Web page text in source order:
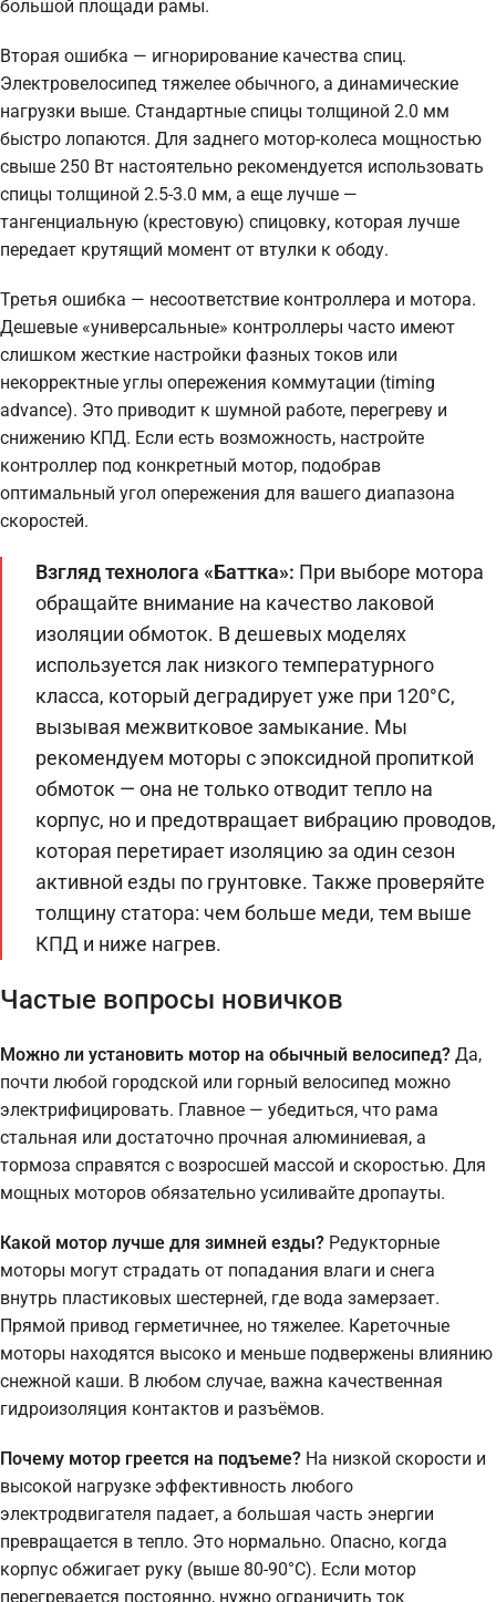
большой площади рамы.
Вторая ошибка — игнорирование качества спиц.
Электровелосипед тяжелее обычного, а динамические
нагрузки выше. Стандартные спицы толщиной 2.0 мм
быстро лопаются. Для заднего мотор-колеса мощностью
свыше 250 Вт настоятельно рекомендуется использовать
спицы толщиной 2.5-3.0 мм, а еще лучше —
тангенциальную (крестовую) спицовку, которая лучше
передает крутящий момент от втулки к ободу.
Третья ошибка — несоответствие контроллера и мотора.
Дешевые «универсальные» контроллеры часто имеют
слишком жесткие настройки фазных токов или
некорректные углы опережения коммутации (timing
advance). Это приводит к шумной работе, перегреву и
снижению КПД. Если есть возможность, настройте
контроллер под конкретный мотор, подобрав
оптимальный угол опережения для вашего диапазона
скоростей.
Взгляд технолога «Баттка»: При выборе мотора
обращайте внимание на качество лаковой
изоляции обмоток. В дешевых моделях
используется лак низкого температурного
класса, который деградирует уже при 120°C,
вызывая межвитковое замыкание. Мы
рекомендуем моторы с эпоксидной пропиткой
обмоток — она не только отводит тепло на
корпус, но и предотвращает вибрацию проводов,
которая перетирает изоляцию за один сезон
активной езды по грунтовке. Также проверяйте
толщину статора: чем больше меди, тем выше
КПД и ниже нагрев.
Частые вопросы новичков
Можно ли установить мотор на обычный велосипед? Да,
почти любой городской или горный велосипед можно
электрифицировать. Главное — убедиться, что рама
стальная или достаточно прочная алюминиевая, а
тормоза справятся с возросшей массой и скоростью. Для
мощных моторов обязательно усиливайте дропауты.
Какой мотор лучше для зимней езды? Редукторные
моторы могут страдать от попадания влаги и снега
внутрь пластиковых шестерней, где вода замерзает.
Прямой привод герметичнее, но тяжелее. Кареточные
моторы находятся высоко и меньше подвержены влиянию
снежной каши. В любом случае, важна качественная
гидроизоляция контактов и разъёмов.
Почему мотор греется на подъеме? На низкой скорости и
высокой нагрузке эффективность любого
электродвигателя падает, а большая часть энергии
превращается в тепло. Это нормально. Опасно, когда
корпус обжигает руку (выше 80-90°C). Если мотор
перегревается постоянно, нужно ограничить ток